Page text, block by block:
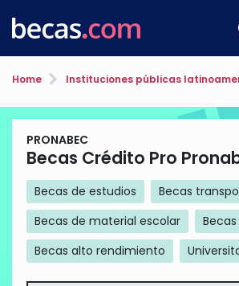
Home Instituciones públicas
PRONABEC
Becas Crédito Pro
Becas de estudios
Becas
Becas de material escolar
Becas alto rendimiento